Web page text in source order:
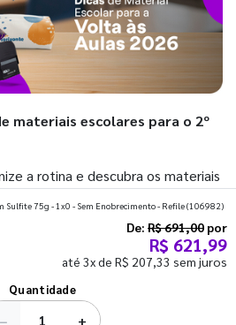
materiais escolares para o 2º
a rotina e descubra os materiais
para começar o segundo
Sulfite 75g - 1x0 - Sem Enobrecimento - Refile(106982)
De: R$ 691,00 por
R$ 621,99
até 3x de R$ 207,33 sem juros
Quantidade
− +